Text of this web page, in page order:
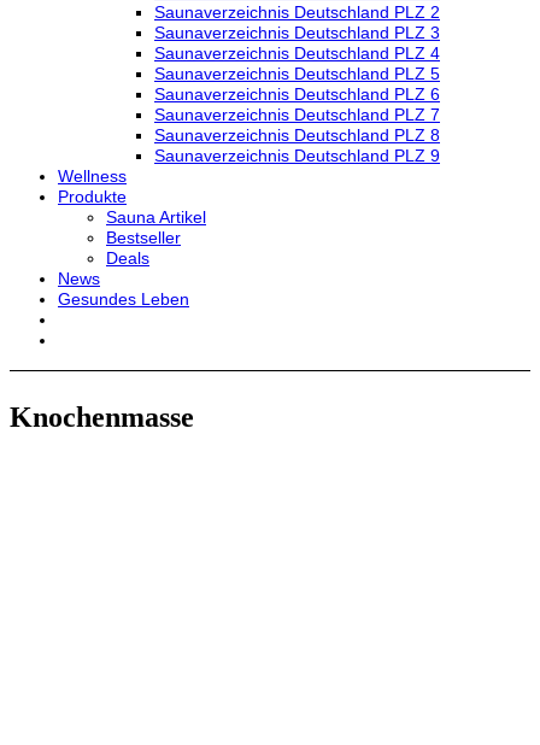
Saunaverzeichnis Deutschland PLZ 2
Saunaverzeichnis Deutschland PLZ 3
Saunaverzeichnis Deutschland PLZ 4
Saunaverzeichnis Deutschland PLZ 5
Saunaverzeichnis Deutschland PLZ 6
Saunaverzeichnis Deutschland PLZ 7
Saunaverzeichnis Deutschland PLZ 8
Saunaverzeichnis Deutschland PLZ 9
Wellness
Produkte
Sauna Artikel
Bestseller
Deals
News
Gesundes Leben
Knochenmasse